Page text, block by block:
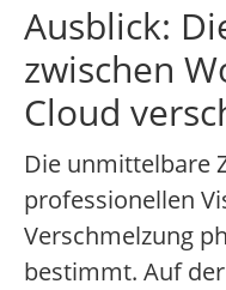
Ausblick:
zwischen
Cloud
Die unmittelbare
professionellen
Verschmelzung
bestimmt. Auf